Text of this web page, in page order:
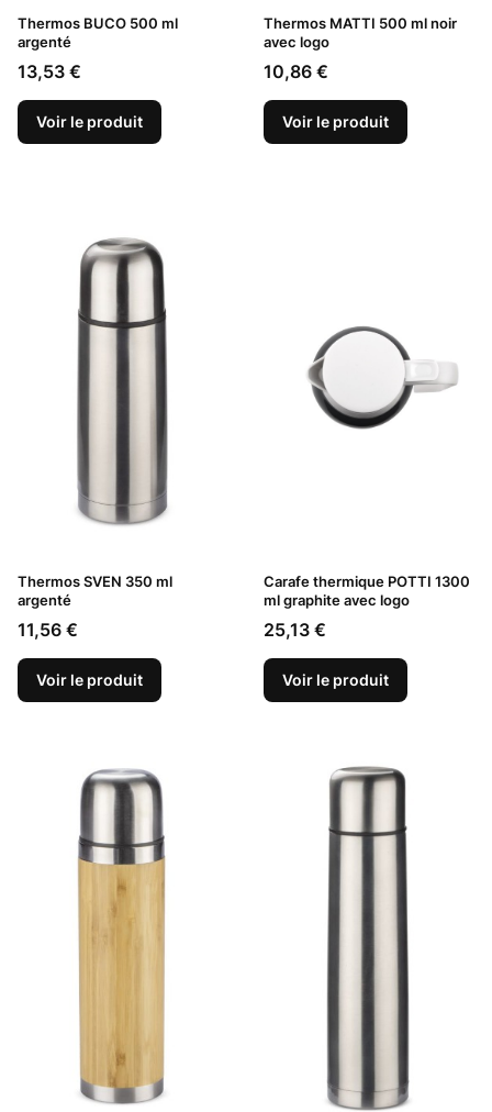
Thermos BUCO 500 ml
argenté
Prix
13,53 €
Voir le produit
Thermos MATTI 500 ml noir
avec logo
Prix
10,86 €
Voir le produit
Thermos SVEN 350 ml
argenté
Prix
11,56 €
Voir le produit
Carafe thermique POTTI 1300
ml graphite avec logo
Prix
25,13 €
Voir le produit